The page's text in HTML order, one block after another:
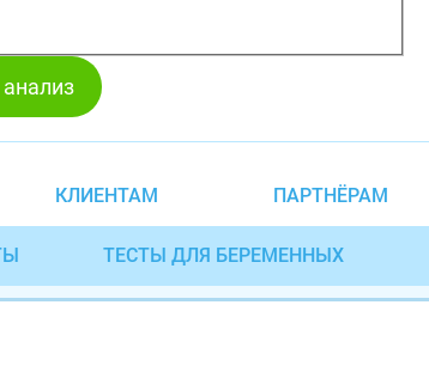
КЛИЕНТАМ ПАРТНЁРАМ
ТЕСТЫ ДЛЯ БЕРЕМЕННЫХ